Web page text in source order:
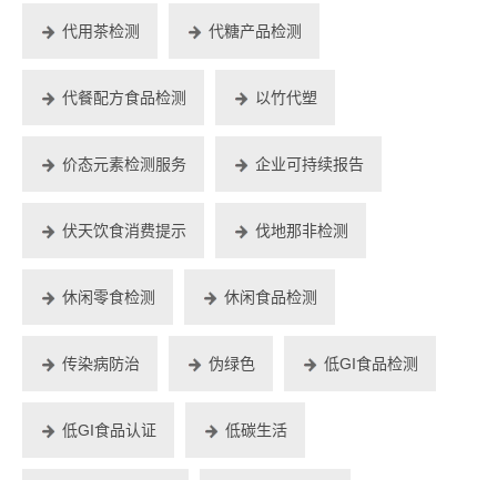
代用茶检测 代糖产品检测
代餐配方食品检测 以竹代塑
价态元素检测服务 企业可持续报告
伏天饮食消费提示 伐地那非检测
休闲零食检测 休闲食品检测
传染病防治 伪绿色 低GI食品检测
低GI食品认证 低碳生活